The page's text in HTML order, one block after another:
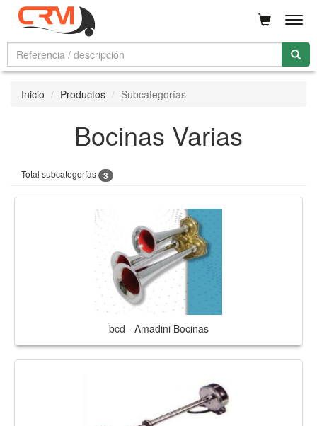
Inicio Productos Subcategorías
Bocinas Varias
Total subcategorías 3
bcd - Amadini Bocinas